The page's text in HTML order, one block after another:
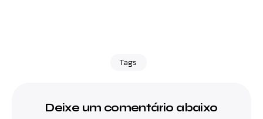
Tags
Deixe um comentário abaixo